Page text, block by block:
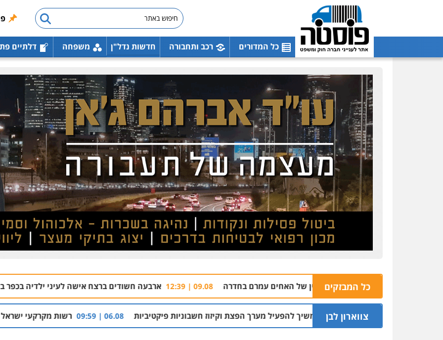
כל המדורים רכב ותחבורה חדשות נדל"ן משפחה דלתיים
כל המבזקים
בית עסק לחומרי בניין של האחים עמרם בחדרה 09.08 | 12:39 ארבעה חשודים ברצח אישה לעיני ילדיה בכפר בענה 09.08 | 09:05
צווארון לבן
שכר סוויטה במלון והמשיך להפעיל מערך הפצת וקיזוז חשבוניות פיקטיביות 06.08 | 09:59 רשות מקרקעי ישראל הרסה בנייה